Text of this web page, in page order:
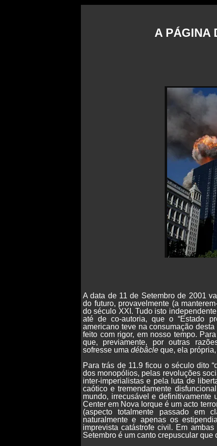
A PÁGINA
A data de 11 de Setembro de 2001
do futuro, provavelmente (a
do século XXI. Tudo isto
até de co-autoria, que o “Estado
americano teve na consumação
feito com rigor, em nosso tempo.
que, previamente, por outras
sofresse uma débâcle que, ela
Para trás de 11.9 ficou o século dito
dos monopólios, pelas revoluções
inter-imperialistas e pela luta de
caótico e tremendamente
mundo, irrecusável e definitivamente
Center em Nova Iorque é um acto
(aspecto totalmente passado em
naturalmente e apenas os
imprevista catástrofe civil. Em
Setembro é um canto crepuscular que